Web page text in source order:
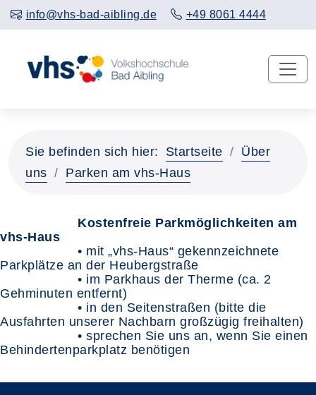
info@vhs-bad-aibling.de +49 8061 4444
Sie befinden sich hier: Startseite
Über
uns
Parken am vhs-Haus
Kostenfreie Parkmöglichkeiten am
vhs-Haus
• mit „vhs-Haus“ gekennzeichnete
Parkplätze an der Heubergstraße
• im Parkhaus der Therme (ca. 2
Gehminuten entfernt)
• in den Seitenstraßen (bitte die
Ausfahrten unserer Nachbarn großzügig freihalten)
• sprechen Sie uns an, wenn Sie einen
Behindertenparkplatz benötigen